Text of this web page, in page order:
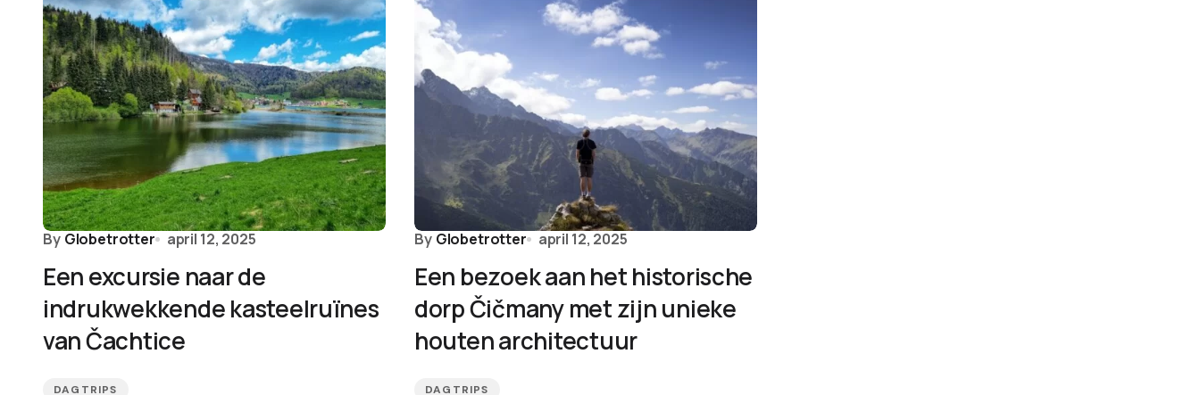
By Globetrotter april 12, 2025
Een excursie naar de
indrukwekkende kasteelruïnes
van Čachtice
DAGTRIPS
By Globetrotter april 12, 2025
Een bezoek aan het historische
dorp Čičmany met zijn unieke
houten architectuur
DAGTRIPS